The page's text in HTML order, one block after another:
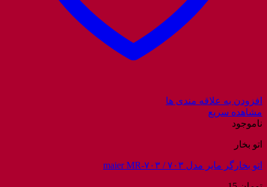
افزودن به علاقه مندی ها
مشاهده سریع
ناموجود
اتو بخار
اتو بخارگر مایر مدل ۷۰۳ / maier MR-۷۰۳